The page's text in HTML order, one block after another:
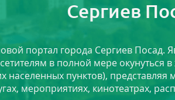
Сергиев
портал города Сергиев Посад.
в полной мере
пунктов),
мероприятиях, кинотеатрах,